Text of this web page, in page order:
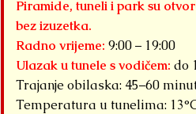
Piramide, tuneli i park su
bez izuzetka.
Radno vrijeme: 9:00 – 19:00
Ulazak u tunele s vodičem: do
Trajanje obilaska: 45–60
Temperatura u tunelima: